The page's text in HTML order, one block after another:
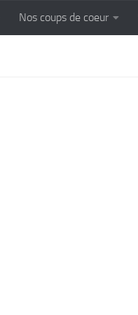
Nos coups de coeur